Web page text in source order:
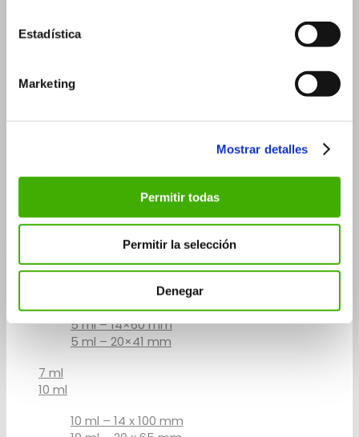
Estadística
Marketing
Mostrar detalles
Permitir todas
Permitir la selección
Denegar
15 ml
30 ml – 29×75 mm
50 ml
3 ml
5 ml – 14×60 mm
5 ml – 20×41 mm
7 ml
10 ml
10 ml – 14 x 100 mm